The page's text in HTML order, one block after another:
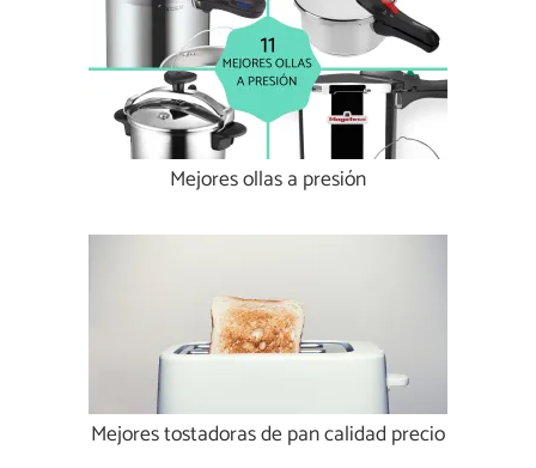
Mejores ollas a presión
Mejores tostadoras de pan calidad precio